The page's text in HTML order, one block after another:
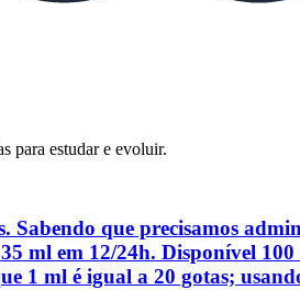
para estudar e evoluir.
que precisamos
ml em 12/24h. Disponível
1 ml é igual a 20 gotas;